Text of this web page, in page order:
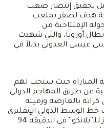
تحقيق إنتصار صعب
هدف لصفر بملعب
الإفتتاحية من
أوروبا، والتي شهدت
عيسى العدوني بديلاً في
المباراة حيث سنحت لهم
عن طريق المهاجم الدولي
بالعارضة وزميله
خط الوسط الدولي الإنقليزي
جود بيلينقهام من تحقيق هدف الفوز للـ''بلانكو'' في الدقيقة 94